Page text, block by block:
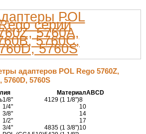
адаптеров POL Rego 5760Z,
5760D, 5760S
МатериалАВСD
1/8" 4129 (1 1/8")8
1/4"
10
3/8"
14
1/2"
17
3/4" 4835 (1 3/8")10